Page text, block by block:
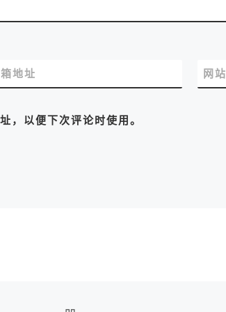
地址 网
，以便下次评论时使用。